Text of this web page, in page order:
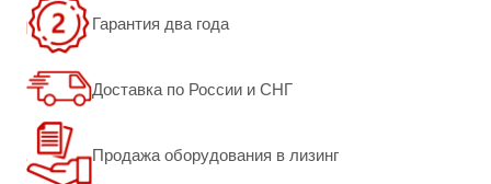
Гарантия два года
Доставка по России и СНГ
Продажа оборудования в лизинг